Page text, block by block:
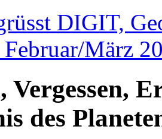
DIGIT,
März
Vergessen,
des